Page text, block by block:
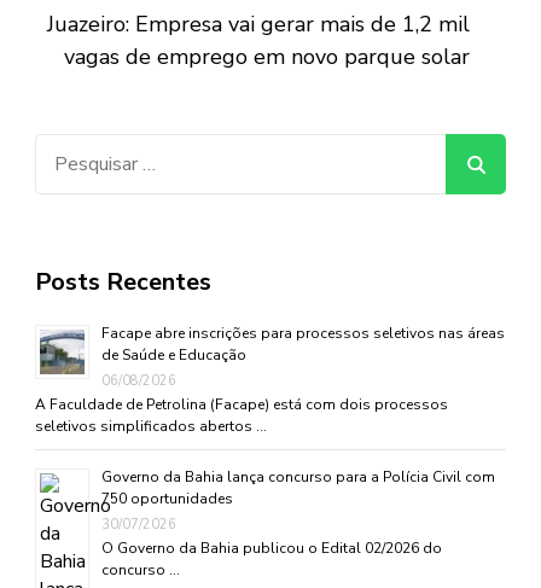
Juazeiro: Empresa vai gerar mais de 1,2 mil
vagas de emprego em novo parque solar
Posts Recentes
Facape abre inscrições para processos seletivos nas áreas
de Saúde e Educação
06/08/2026
A Faculdade de Petrolina (Facape) está com dois processos
seletivos simplificados abertos …
Governo da Bahia lança concurso para a Polícia Civil com
750 oportunidades
30/07/2026
O Governo da Bahia publicou o Edital 02/2026 do
concurso …